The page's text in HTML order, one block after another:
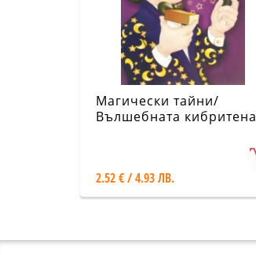
Магически тайни/
Вълшебната кибритена
2.52 € / 4.93 ЛВ.